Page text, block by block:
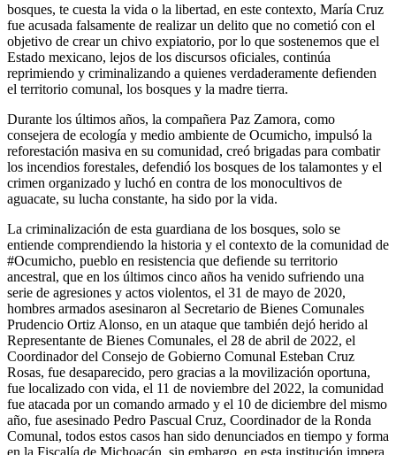
bosques, te cuesta la vida o la libertad, en este contexto, María Cruz
fue acusada falsamente de realizar un delito que no cometió con el
objetivo de crear un chivo expiatorio, por lo que sostenemos que el
Estado mexicano, lejos de los discursos oficiales, continúa
reprimiendo y criminalizando a quienes verdaderamente defienden
el territorio comunal, los bosques y la madre tierra.
Durante los últimos años, la compañera Paz Zamora, como
consejera de ecología y medio ambiente de Ocumicho, impulsó la
reforestación masiva en su comunidad, creó brigadas para combatir
los incendios forestales, defendió los bosques de los talamontes y el
crimen organizado y luchó en contra de los monocultivos de
aguacate, su lucha constante, ha sido por la vida.
La criminalización de esta guardiana de los bosques, solo se
entiende comprendiendo la historia y el contexto de la comunidad de
#Ocumicho, pueblo en resistencia que defiende su territorio
ancestral, que en los últimos cinco años ha venido sufriendo una
serie de agresiones y actos violentos, el 31 de mayo de 2020,
hombres armados asesinaron al Secretario de Bienes Comunales
Prudencio Ortiz Alonso, en un ataque que también dejó herido al
Representante de Bienes Comunales, el 28 de abril de 2022, el
Coordinador del Consejo de Gobierno Comunal Esteban Cruz
Rosas, fue desaparecido, pero gracias a la movilización oportuna,
fue localizado con vida, el 11 de noviembre del 2022, la comunidad
fue atacada por un comando armado y el 10 de diciembre del mismo
año, fue asesinado Pedro Pascual Cruz, Coordinador de la Ronda
Comunal, todos estos casos han sido denunciados en tiempo y forma